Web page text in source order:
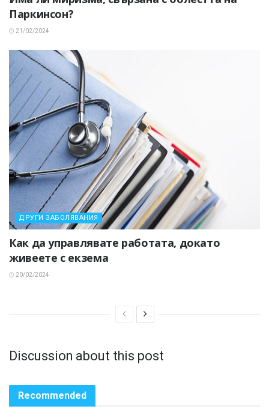
Паркинсон?
21/02/2024
ДРУГИ ЗАБОЛЯВАНИЯ
Как да управлявате работата, докато
живеете с екзема
20/02/2024
Discussion about this post
Recommended